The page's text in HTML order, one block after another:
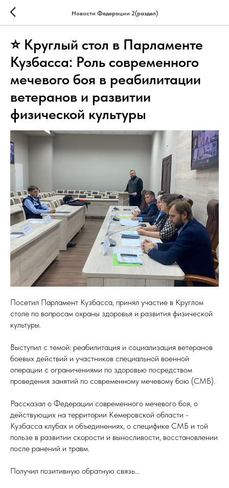
Новости Федерации 2(раздел)
⭐ Круглый стол в Парламенте
Кузбасса: Роль современного
мечевого боя в реабилитации
ветеранов и развитии
физической культуры
Посетил Парламент Кузбасса, принял участие в Круглом
столе по вопросам охраны здоровья и развития физической
культуры.
Выступил с темой: реабилитация и социализация ветеранов
боевых действий и участников специальной военной
операции с ограничениями по здоровью посредством
проведения занятий по современному мечевому бою (СМБ).
Рассказал о Федерации современного мечевого боя, о
действующих на территории Кемеровской области -
Кузбасса клубах и объединениях, о специфике СМБ и той
пользе в развитии скорости и выносливости, восстановлении
после ранений и травм.
Получил позитивную обратную связь...